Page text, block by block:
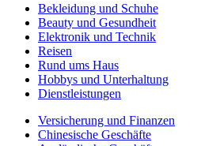
Bekleidung und Schuhe
Beauty und Gesundheit
Elektronik und Technik
Reisen
Rund ums Haus
Hobbys und Unterhaltung
Dienstleistungen
Versicherung und Finanzen
Chinesische Geschäfte